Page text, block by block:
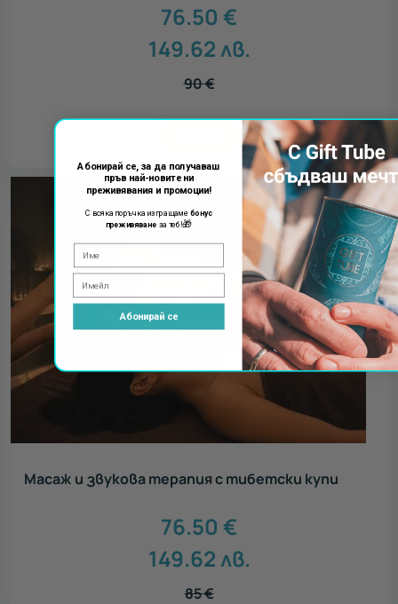
76.50 €
149.62лв.
90€
Масаж и звукова терапия с тибетски купи
76.50 €
149.62лв.
85€
Абонирай се, за да получаваш
пръв най-новите ни
преживявания и промоции!
С всяка поръчка изпращаме бонус
преживяванеза теб!🎁
Абонирай се